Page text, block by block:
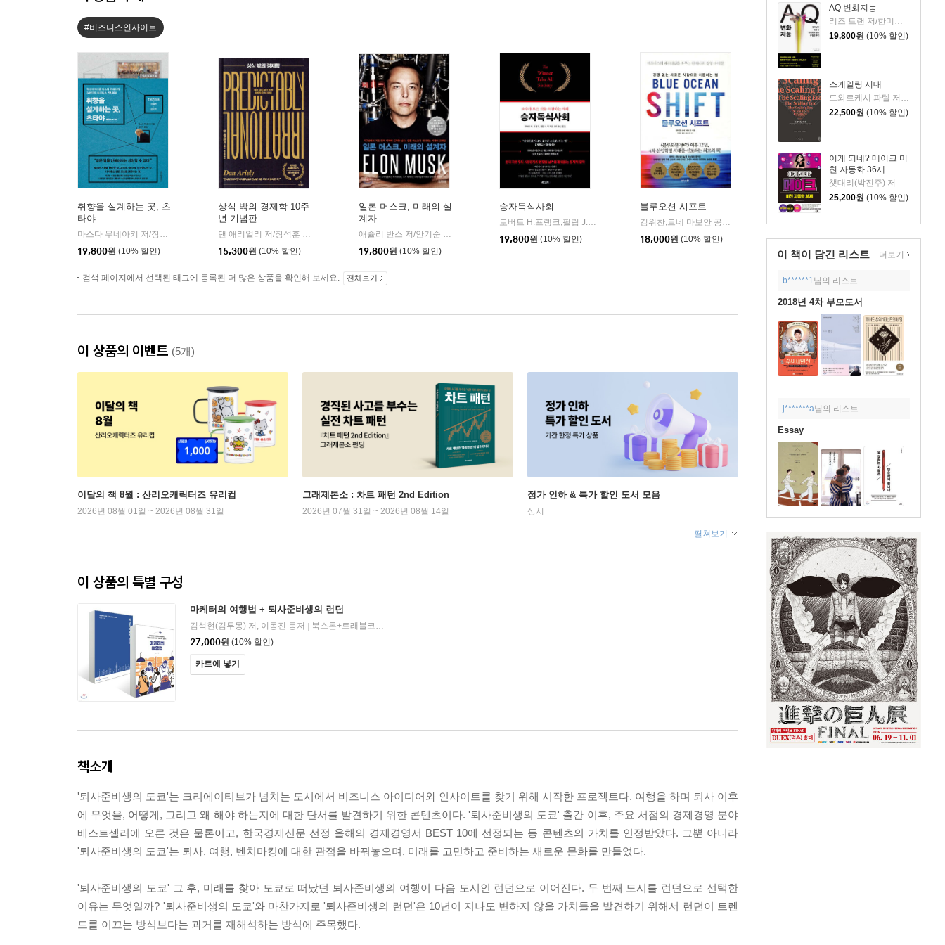
AQ 변화지능
19,800원 (10% 할인)
스케일링 시대
드와르케시 파텔 저/개빈 리치 편/노승영 역/한운희 해제
22,500원 (10% 할인)
이게 되네? 메이크 미
친 자동화 36제
챗대리(박진주) 저
25,200원 (10% 할인)
이 책이 담긴 리스트 더보기
b******1님의 리스트
2018년 4차 부모도서
j*******a님의 리스트
Essay
#비즈니스인사이트
취향을 설계하는 곳, 츠
타야
마스다 무네아키 저/장은주 역
위즈덤하우스
19,800원 (10% 할인)
상식 밖의 경제학 10주
년 기념판
댄 애리얼리 저/장석훈 역
15,300원 (10% 할인)
일론 머스크, 미래의 설
계자
애슐리 반스 저/안기순 역
19,800원 (10% 할인)
승자독식사회
로버트 H.프랭크,필립 J.쿡 저/조용빈 역
서삼독
19,800원 (10% 할인)
블루오션 시프트
김위찬,르네 마보안 공저/안세민 역/김동재 감수 | 비즈니스북스
18,000원 (10% 할인)
검색 페이지에서 선택된 태그에 등록된 더 많은 상품을 확인해 보세요. 전체보기
이 상품의 이벤트 (5개)
이달의 책 8월 : 산리오캐릭터즈 유리컵
2026년 08월 01일 ~ 2026년 08월 31일
그래제본소 : 차트 패턴 2nd Edition
2026년 07월 31일 ~ 2026년 08월 14일
정가 인하 & 특가 할인 도서 모음
상시
펼쳐보기
이 상품의 특별 구성
마케터의 여행법 + 퇴사준비생의 런던
김석현(김투몽) 저, 이동진 등저 북스톤+트래블코드
27,000원 (10% 할인)
카트에 넣기
책소개
'퇴사준비생의 도쿄'는 크리에이티브가 넘치는 도시에서 비즈니스 아이디어와 인사이트를 찾기 위해 시작한 프로젝트다. 여행을 하며 퇴사 이후
에 무엇을, 어떻게, 그리고 왜 해야 하는지에 대한 단서를 발견하기 위한 콘텐츠이다. '퇴사준비생의 도쿄' 출간 이후, 주요 서점의 경제경영 분야
베스트셀러에 오른 것은 물론이고, 한국경제신문 선정 올해의 경제경영서 BEST 10에 선정되는 등 콘텐츠의 가치를 인정받았다. 그뿐 아니라
'퇴사준비생의 도쿄'는 퇴사, 여행, 벤치마킹에 대한 관점을 바꿔놓으며, 미래를 고민하고 준비하는 새로운 문화를 만들었다.
'퇴사준비생의 도쿄' 그 후, 미래를 찾아 도쿄로 떠났던 퇴사준비생의 여행이 다음 도시인 런던으로 이어진다. 두 번째 도시를 런던으로 선택한
이유는 무엇일까? '퇴사준비생의 도쿄'와 마찬가지로 '퇴사준비생의 런던'은 10년이 지나도 변하지 않을 가치들을 발견하기 위해서 런던이 트렌
드를 이끄는 방식보다는 과거를 재해석하는 방식에 주목했다.